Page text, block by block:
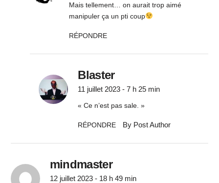
Mais tellement… on aurait trop aimé
manipuler ça un pti coup
RÉPONDRE
Blaster
11 juillet 2023 - 7 h 25 min
« Ce n’est pas sale. »
RÉPONDRE By Post Author
mindmaster
12 juillet 2023 - 18 h 49 min